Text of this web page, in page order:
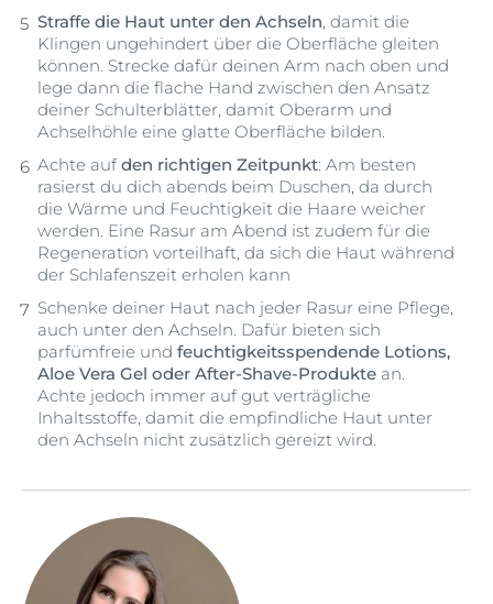
Straffe die Haut unter den Achseln, damit die
Klingen ungehindert über die Oberfläche gleiten
können. Strecke dafür deinen Arm nach oben und
lege dann die flache Hand zwischen den Ansatz
deiner Schulterblätter, damit Oberarm und
Achselhöhle eine glatte Oberfläche bilden.
Achte aufden richtigen Zeitpunkt: Am besten
rasierst du dich abends beim Duschen, da durch
die Wärme und Feuchtigkeit die Haare weicher
werden. Eine Rasur am Abend ist zudem für die
Regeneration vorteilhaft, da sich die Haut während
der Schlafenszeit erholen kann
Schenke deiner Haut nach jeder Rasur eine Pflege,
auch unter den Achseln. Dafür bieten sich
parfümfreie und feuchtigkeitsspendende Lotions,
Aloe Vera Gel oder After-Shave-Produkte an.
Achte jedoch immer auf gut verträgliche
Inhaltsstoffe, damit die empfindliche Haut unter
den Achseln nicht zusätzlich gereizt wird.